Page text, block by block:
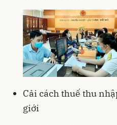
Cải cách thuế thu
giới